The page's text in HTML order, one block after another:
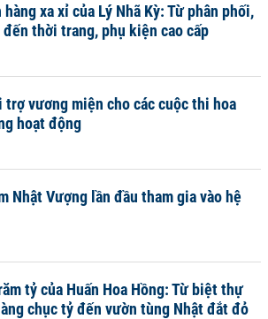
xa xỉ của Lý Nhã Kỳ: Từ phân phối,
thời trang, phụ kiện cao cấp
trợ vương miện cho các cuộc thi hoa
hoạt động
Nhật Vượng lần đầu tham gia vào hệ
tỷ của Huấn Hoa Hồng: Từ biệt thự
chục tỷ đến vườn tùng Nhật đắt đỏ